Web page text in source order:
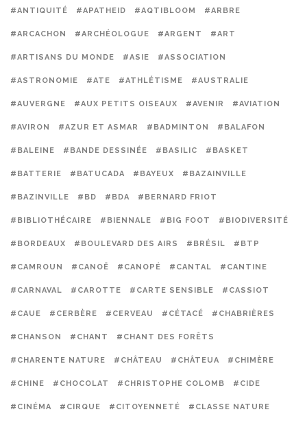
#ANTIQUITÉ #APATHEID #AQTIBLOOM #ARBRE
#ARCACHON #ARCHÉOLOGUE #ARGENT #ART
#ARTISANS DU MONDE #ASIE #ASSOCIATION
#ASTRONOMIE #ATE #ATHLÉTISME #AUSTRALIE
#AUVERGNE #AUX PETITS OISEAUX #AVENIR #AVIATION
#AVIRON #AZUR ET ASMAR #BADMINTON #BALAFON
#BALEINE #BANDE DESSINÉE #BASILIC #BASKET
#BATTERIE #BATUCADA #BAYEUX #BAZAINVILLE
#BAZINVILLE #BD #BDA #BERNARD FRIOT
#BIBLIOTHÉCAIRE #BIENNALE #BIG FOOT #BIODIVERSITÉ
#BORDEAUX #BOULEVARD DES AIRS #BRÉSIL #BTP
#CAMROUN #CANOË #CANOPÉ #CANTAL #CANTINE
#CARNAVAL #CAROTTE #CARTE SENSIBLE #CASSIOT
#CAUE #CERBÈRE #CERVEAU #CÉTACÉ #CHABRIÈRES
#CHANSON #CHANT #CHANT DES FORÊTS
#CHARENTE NATURE #CHÂTEAU #CHÂTEUA #CHIMÈRE
#CHINE #CHOCOLAT #CHRISTOPHE COLOMB #CIDE
#CINÉMA #CIRQUE #CITOYENNETÉ #CLASSE NATURE